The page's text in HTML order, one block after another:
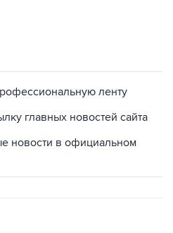
ленту
главных новостей сайта
новости в официальном